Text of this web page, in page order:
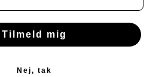
Tilmeld mig
Nej, tak